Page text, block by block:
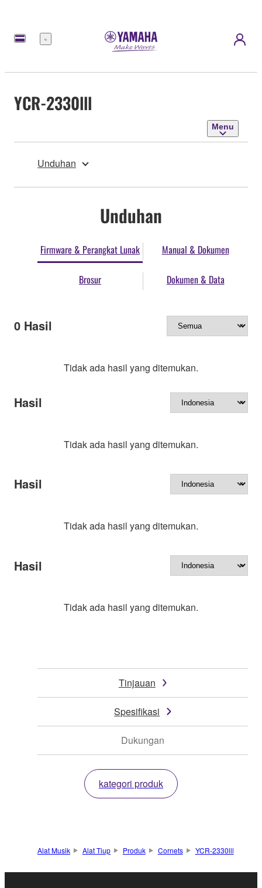
Menu
YCR-2330lll
Menu
Unduhan
Unduhan
Firmware & Perangkat Lunak Manual & Dokumen
Brosur Dokumen & Data
0 Hasil
Tidak ada hasil yang ditemukan.
Hasil
Tidak ada hasil yang ditemukan.
Hasil
Tidak ada hasil yang ditemukan.
Hasil
Tidak ada hasil yang ditemukan.
Tinjauan
Spesifikasi
Dukungan
kategori produk
Alat Musik Alat Tiup Produk Cornets YCR-2330lll